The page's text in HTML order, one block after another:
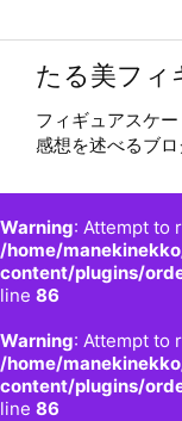
たる美フィ
フィギュアスケ
感想を述べるブロ
Warning: Attempt to
/home/
content/plugins/
line 86
Warning: Attempt to
/home/
content/plugins/
line 86